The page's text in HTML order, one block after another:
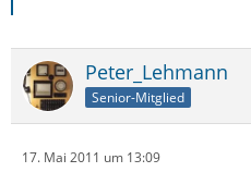
Peter_Lehmann
Senior-Mitglied
17. Mai 2011 um 13:09